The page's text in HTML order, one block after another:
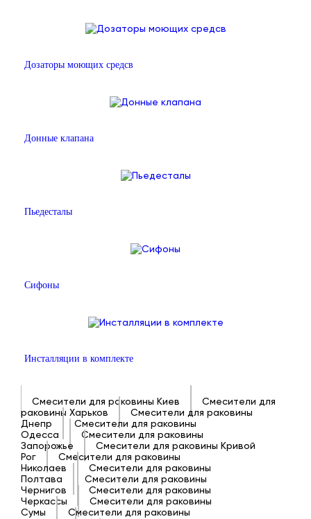
Дозаторы моющих средсв
Донные клапана
Пьедесталы
Сифоны
Инсталляции в комплекте
Смесители для раковины Киев
Смесители для
раковины Харьков
Смесители для раковины
Днепр
Смесители для раковины
Одесса
Смесители для раковины
Запорожье
Смесители для раковины Кривой
Рог
Смесители для раковины
Николаев
Смесители для раковины
Полтава
Смесители для раковины
Чернигов
Смесители для раковины
Черкассы
Смесители для раковины
Сумы
Смесители для раковины